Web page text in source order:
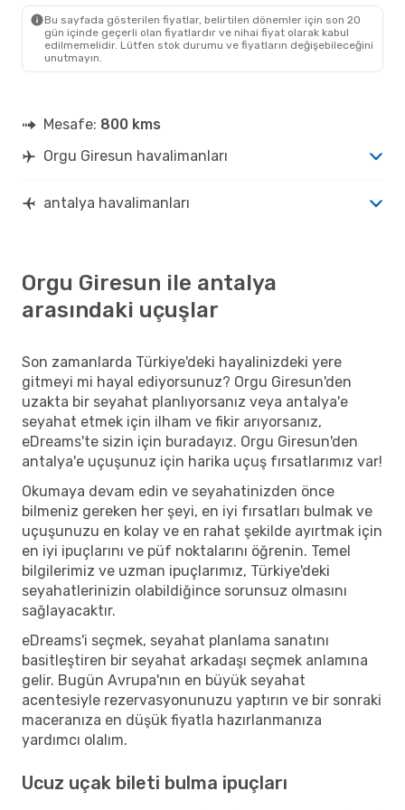
Bu sayfada gösterilen fiyatlar, belirtilen dönemler için son 20
gün içinde geçerli olan fiyatlardır ve nihai fiyat olarak kabul
edilmemelidir. Lütfen stok durumu ve fiyatların değişebileceğini
unutmayın.
Mesafe: 800 kms
Orgu Giresun havalimanları
antalya havalimanları
Orgu Giresun ile antalya
arasındaki uçuşlar
Son zamanlarda Türkiye'deki hayalinizdeki yere
gitmeyi mi hayal ediyorsunuz? Orgu Giresun'den
uzakta bir seyahat planlıyorsanız veya antalya'e
seyahat etmek için ilham ve fikir arıyorsanız,
eDreams'te sizin için buradayız. Orgu Giresun'den
antalya'e uçuşunuz için harika uçuş fırsatlarımız var!
Okumaya devam edin ve seyahatinizden önce
bilmeniz gereken her şeyi, en iyi fırsatları bulmak ve
uçuşunuzu en kolay ve en rahat şekilde ayırtmak için
en iyi ipuçlarını ve püf noktalarını öğrenin. Temel
bilgilerimiz ve uzman ipuçlarımız, Türkiye'deki
seyahatlerinizin olabildiğince sorunsuz olmasını
sağlayacaktır.
eDreams'i seçmek, seyahat planlama sanatını
basitleştiren bir seyahat arkadaşı seçmek anlamına
gelir. Bugün Avrupa'nın en büyük seyahat
acentesiyle rezervasyonunuzu yaptırın ve bir sonraki
maceranıza en düşük fiyatla hazırlanmanıza
yardımcı olalım.
Ucuz uçak bileti bulma ipuçları